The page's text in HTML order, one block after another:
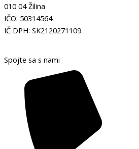
010 04 Žilina
IČO: 50314564
IČ DPH: SK2120271109
Spojte sa s nami